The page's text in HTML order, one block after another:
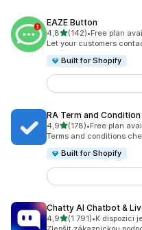
EAZE Button
4,8z 5 hvězd
(142)
Celkový počet recenzí:
•Free plan
Let your customers
Built for Shopify
RA Term and
4,9z 5 hvězd
(178)
Celkový počet recenzí:
•Free plan
Terms and conditions
Built for Shopify
Chatty AI Chatbot &
4,9z 5 hvězd
(1 791)
Celkový počet recenzí:
•K dispozici